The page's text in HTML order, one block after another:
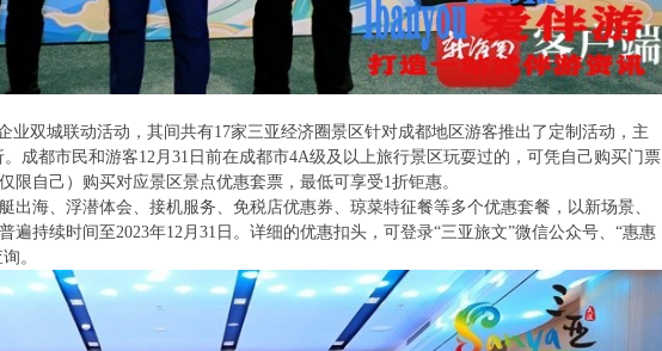
业双城联动活动，其间共有17家三亚经济圈景区针对成都地区游客推出了定制活动，主
成都市民和游客12月31日前在成都市4A级及以上旅行景区玩耍过的，可凭自己购买门票
限自己）购买对应景区景点优惠套票，最低可享受1折钜惠。
出海、浮潜体会、接机服务、免税店优惠券、琼菜特征餐等多个优惠套餐，以新场景、
遍持续时间至2023年12月31日。详细的优惠扣头，可登录“三亚旅文”微信公众号、“惠惠
。